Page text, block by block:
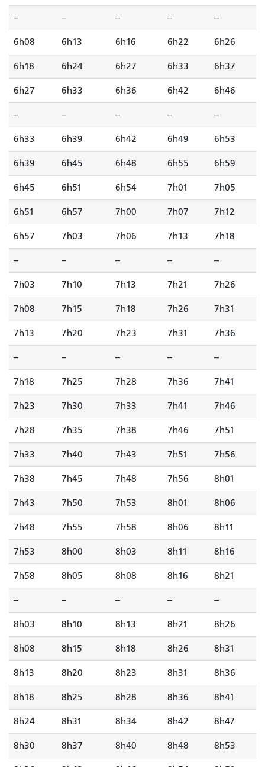
-- -- -- -- --
6h08 6h13 6h16 6h22 6h26
6h18 6h24 6h27 6h33 6h37
6h27 6h33 6h36 6h42 6h46
-- -- -- -- --
6h33 6h39 6h42 6h49 6h53
6h39 6h45 6h48 6h55 6h59
6h45 6h51 6h54 7h01 7h05
6h51 6h57 7h00 7h07 7h12
6h57 7h03 7h06 7h13 7h18
-- -- -- -- --
7h03 7h10 7h13 7h21 7h26
7h08 7h15 7h18 7h26 7h31
7h13 7h20 7h23 7h31 7h36
-- -- -- -- --
7h18 7h25 7h28 7h36 7h41
7h23 7h30 7h33 7h41 7h46
7h28 7h35 7h38 7h46 7h51
7h33 7h40 7h43 7h51 7h56
7h38 7h45 7h48 7h56 8h01
7h43 7h50 7h53 8h01 8h06
7h48 7h55 7h58 8h06 8h11
7h53 8h00 8h03 8h11 8h16
7h58 8h05 8h08 8h16 8h21
-- -- -- -- --
8h03 8h10 8h13 8h21 8h26
8h08 8h15 8h18 8h26 8h31
8h13 8h20 8h23 8h31 8h36
8h18 8h25 8h28 8h36 8h41
8h24 8h31 8h34 8h42 8h47
8h30 8h37 8h40 8h48 8h53